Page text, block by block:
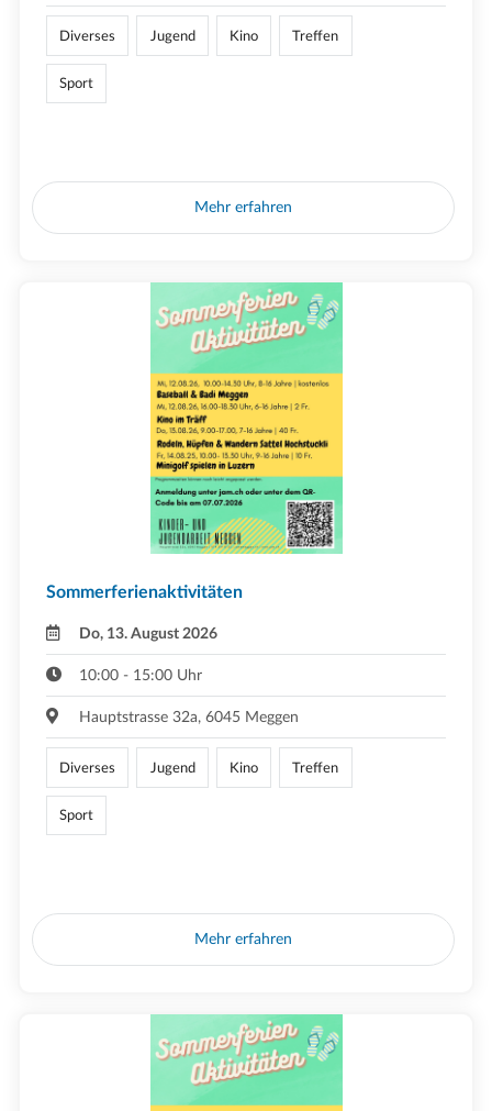
Diverses Jugend Kino Treffen
Sport
Mehr erfahren
Sommerferienaktivitäten
Do, 13. August 2026
10:00 - 15:00 Uhr
Hauptstrasse 32a, 6045 Meggen
Diverses Jugend Kino Treffen
Sport
Mehr erfahren